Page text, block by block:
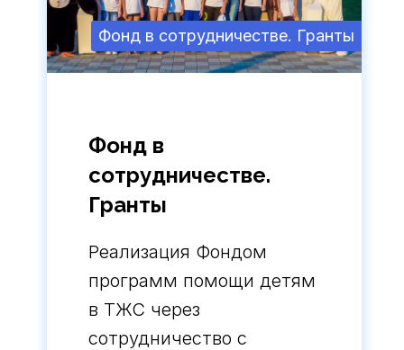
Фонд в сотрудничестве. Гранты
Фонд в
сотрудничестве.
Гранты
Реализация Фондом
программ помощи детям
в ТЖС через
сотрудничество с